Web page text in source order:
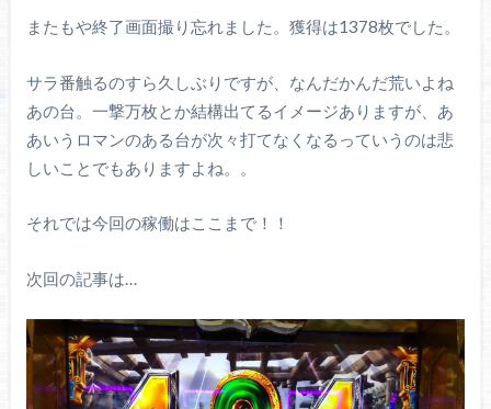
またもや終了画面撮り忘れました。獲得は1378枚でした。
サラ番触るのすら久しぶりですが、なんだかんだ荒いよね
あの台。一撃万枚とか結構出てるイメージありますが、あ
あいうロマンのある台が次々打てなくなるっていうのは悲
しいことでもありますよね。。
それでは今回の稼働はここまで！！
次回の記事は…